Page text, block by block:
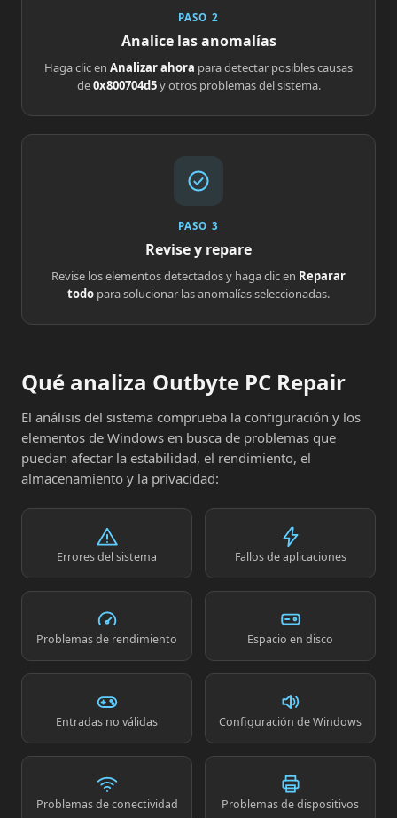
PASO 2
Analice las anomalías
Haga clic en Analizar ahora para detectar posibles causas
de0x800704d5y otros problemas del sistema.
PASO 3
Revise y repare
Revise los elementos detectados y haga clic en Reparar
todo para solucionar las anomalías seleccionadas.
Qué analiza Outbyte PC Repair
El análisis del sistema comprueba la configuración y los
elementos de Windows en busca de problemas que
puedan afectar la estabilidad, el rendimiento, el
almacenamiento y la privacidad:
Errores del sistema Fallos de aplicaciones
Problemas de rendimiento Espacio en disco
Entradas no válidas Configuración de Windows
Problemas de conectividad Problemas de dispositivos